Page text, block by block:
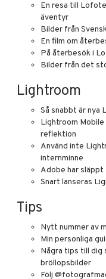
En resa till
äventyr
Bilder från
En film om
På återbesök i
Bilder från det
Lightroom
Så snabbt är nya
Lightroom
reflektion
Använd inte
internminne
Adobe har
Snart lanseras
Tips
Nytt nummer av
Min personliga
Några tips till dig
bröllopsbilder
Följ